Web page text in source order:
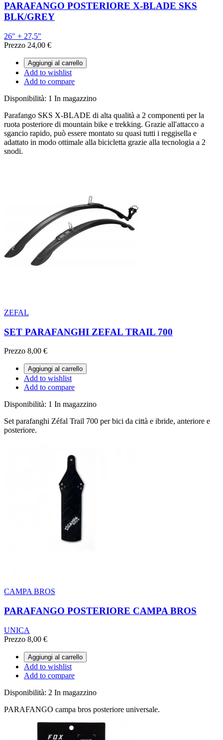
PARAFANGO POSTERIORE X-BLADE SKS
BLK/GREY
26" + 27,5"
Prezzo 24,00 €
Aggiungi al carrello
Add to wishlist
Add to compare
Disponibilità: 1 In magazzino
Parafango SKS X-BLADE di alta qualità a 2 componenti per la
ruota posteriore di mountain bike e trekking. Grazie all'attacco a
sgancio rapido, può essere montato su quasi tutti i reggisella e
adattato in modo ottimale alla bicicletta grazie alla tecnologia a 2
snodi.
ZEFAL
SET PARAFANGHI ZEFAL TRAIL 700
Prezzo 8,00 €
Aggiungi al carrello
Add to wishlist
Add to compare
Disponibilità: 1 In magazzino
Set parafanghi Zéfal Trail 700 per bici da città e ibride, anteriore e
posteriore.
CAMPA BROS
PARAFANGO POSTERIORE CAMPA BROS
UNICA
Prezzo 8,00 €
Aggiungi al carrello
Add to wishlist
Add to compare
Disponibilità: 2 In magazzino
PARAFANGO campa bros posteriore universale.